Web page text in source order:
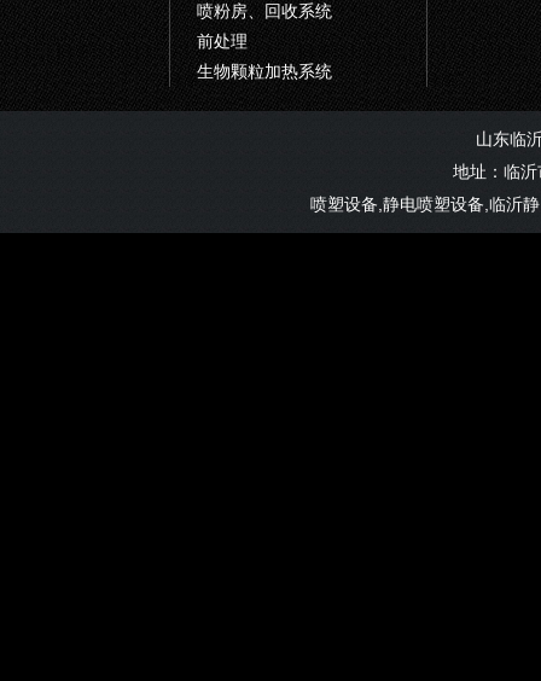
喷粉房、回收系统
前处理
生物颗粒加热系统
山东临
地址：临
喷塑设备,静电喷塑设备,临沂